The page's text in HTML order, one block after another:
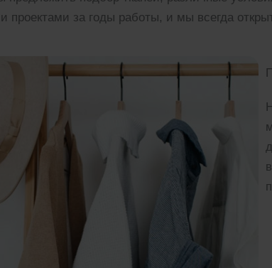
проектами за годы работы, и мы всегда